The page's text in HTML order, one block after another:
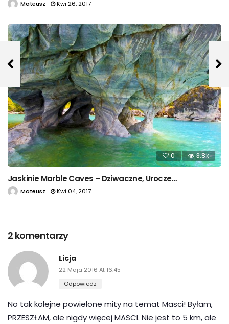
Mateusz Kwi 26, 2017
0 3.8k
Jaskinie Marble Caves – Dziwaczne, Urocze…
Mateusz Kwi 04, 2017
2 komentarzy
Licja
22 Maja 2016 At 16:45
Odpowiedz
No tak kolejne powielone mity na temat Masci! Byłam,
PRZESZŁAM, ale nigdy więcej MASCI. Nie jest to 5 km, ale